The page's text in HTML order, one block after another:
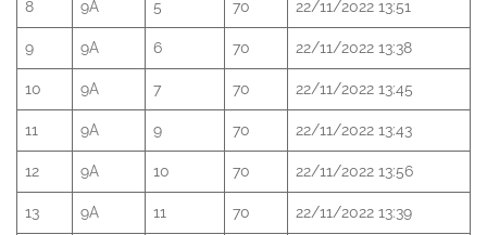
8 9A 5 70 22/11/2022 13:51
9 9A 6 70 22/11/2022 13:38
10 9A 7 70 22/11/2022 13:45
11 9A 9 70 22/11/2022 13:43
12 9A 10 70 22/11/2022 13:56
13 9A 11 70 22/11/2022 13:39